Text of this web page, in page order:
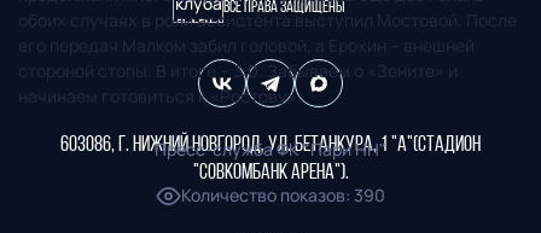
обоих случаях в роли ассистента выступил Мостовой. После
его передач Малком забил головой, а Ерохин – внешней
стороной стопы. В итоге – 3:0. Забываем о «Зените» и
начинаем готовиться к «Ростову».
Пресс-служба ФК "Пари НН"
Количество показов: 390
Все права защищены
603086, г. Нижний Новгород, ул. Бетанкура, 1 "А"(стадион
"СОВКОМБАНК АРЕНА").